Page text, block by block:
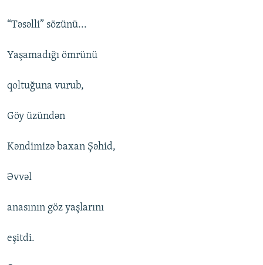
“Təsəlli” sözünü...
Yaşamadığı ömrünü
qoltuğuna vurub,
Göy üzündən
Kəndimizə baxan Şəhid,
Əvvəl
anasının göz yaşlarını
eşitdi.